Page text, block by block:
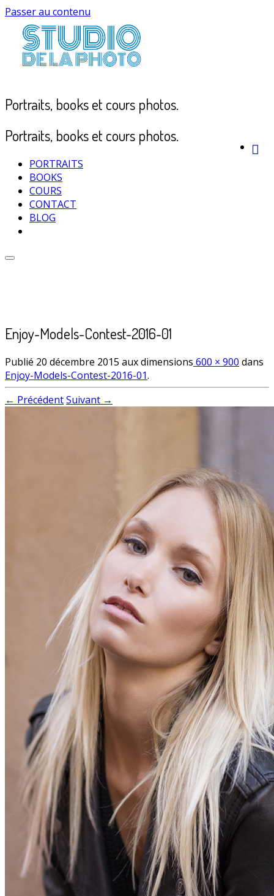
Passer au contenu
Portraits, books et cours photos.
Portraits, books et cours photos.
PORTRAITS
BOOKS
COURS
CONTACT
BLOG
Enjoy-Models-Contest-2016-01
Publié 20 décembre 2015 aux dimensions 600 × 900 dans
Enjoy-Models-Contest-2016-01.
← PrécédentSuivant →